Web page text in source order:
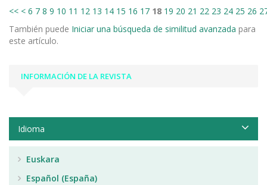
<< < 6 7 8 9 10 11 12 13 14 15 16 17 18 19 20 21 22 23 24 25 26
También puede Iniciar una búsqueda de similitud avanzada para
este artículo.
INFORMACIÓN DE LA REVISTA
Idioma
Euskara
Español (España)